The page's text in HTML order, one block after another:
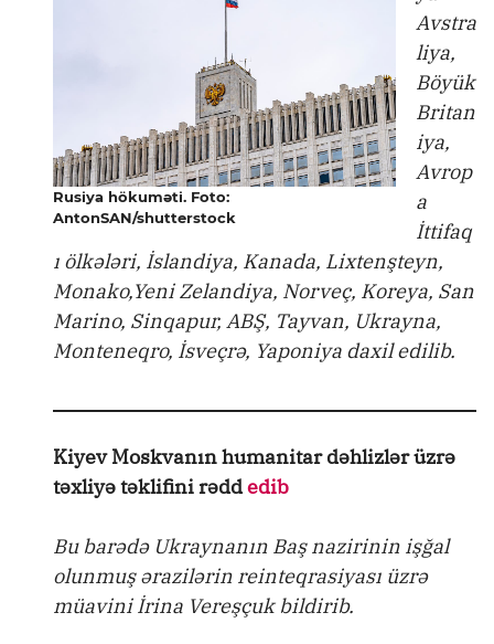
Rusiya hökuməti. Foto:
AntonSAN/shutterstock
Avstra
liya,
Böyük
Britan
iya,
Avrop
a
İttifaq
ı ölkələri, İslandiya, Kanada, Lixtenşteyn,
Monako,Yeni Zelandiya, Norveç, Koreya, San
Marino, Sinqapur, ABŞ, Tayvan, Ukrayna,
Monteneqro, İsveçrə, Yaponiya daxil edilib.
Kiyev Moskvanın humanitar dəhlizlər üzrə
təxliyə təklifini rəddedib
Bu barədə Ukraynanın Baş nazirinin işğal
olunmuş ərazilərin reinteqrasiyası üzrə
müavini İrina Vereşçuk bildirib.